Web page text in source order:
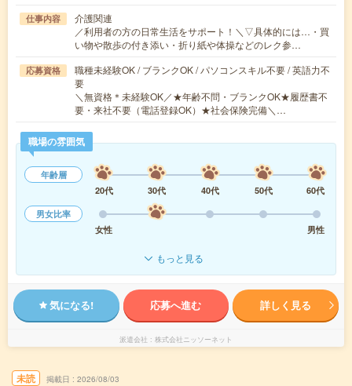
仕事内容
介護関連
／利用者の方の日常生活をサポート！＼▽具体的には…・買
い物や散歩の付き添い・折り紙や体操などのレク参…
応募資格
職種未経験OK / ブランクOK / パソコンスキル不要 / 英語力不
要
＼無資格＊未経験OK／★年齢不問・ブランクOK★履歴書不
要・来社不要（電話登録OK）★社会保険完備＼…
職場の雰囲気
年齢層
20代
30代 40代 50代
60代
男女比率
女性
男性
もっと見る
気になる! 応募へ進む 詳しく見る
派遣会社 株式会社ニッソーネット
未読 掲載日 2026/08/03